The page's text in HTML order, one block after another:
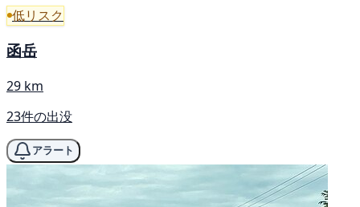
低リスク
函岳
29 km
23件の出没
アラート